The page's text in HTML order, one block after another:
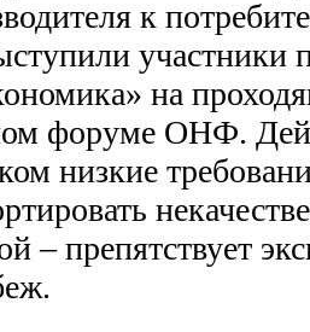
к
участники
на
форуме ОНФ.
низкие
– препятствует